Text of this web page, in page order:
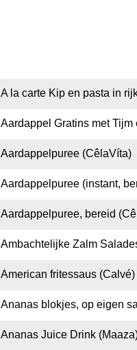
A la carte Kip en pasta in
Aardappel Gratins met
Aardappelpuree (CêlaVíta)
Aardappelpuree (instant,
Aardappelpuree, bereid
Ambachtelijke Zalm
American fritessaus (Calvé)
Ananas blokjes, op eigen
Ananas Juice Drink